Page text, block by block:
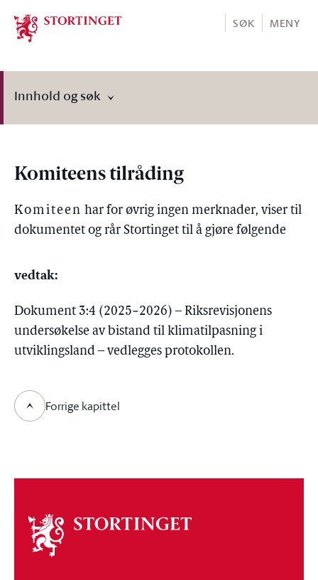
Stortinget.no
SØK MENY
Innhold og søk
Komiteens tilråding
Komiteen har for øvrig ingen merknader, viser til
dokumentet og rår Stortinget til å gjøre følgende
vedtak:
Dokument 3:4 (2025−2026) – Riksrevisjonens
undersøkelse av bistand til klimatilpasning i
utviklingsland – vedlegges protokollen.
Forrige kapittel
Om
stortinget